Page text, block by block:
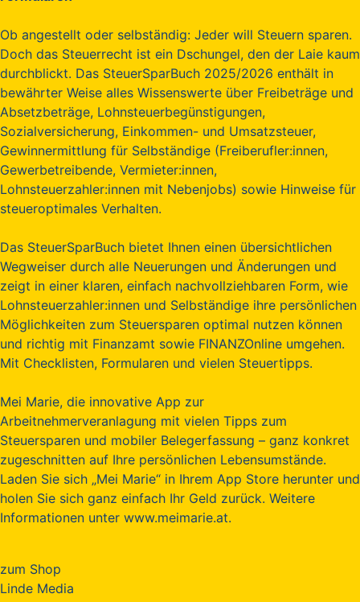
Ob angestellt oder selbständig: Jeder will Steuern sparen.
Doch das Steuerrecht ist ein Dschungel, den der Laie kaum
durchblickt. Das SteuerSparBuch 2025/2026 enthält in
bewährter Weise alles Wissenswerte über Freibeträge und
Absetzbeträge, Lohnsteuerbegünstigungen,
Sozialversicherung, Einkommen- und Umsatzsteuer,
Gewinnermittlung für Selbständige (Freiberufler:innen,
Gewerbetreibende, Vermieter:innen,
Lohnsteuerzahler:innen mit Nebenjobs) sowie Hinweise für
steueroptimales Verhalten.
Das SteuerSparBuch bietet Ihnen einen übersichtlichen
Wegweiser durch alle Neuerungen und Änderungen und
zeigt in einer klaren, einfach nachvollziehbaren Form, wie
Lohnsteuerzahler:innen und Selbständige ihre persönlichen
Möglichkeiten zum Steuersparen optimal nutzen können
und richtig mit Finanzamt sowie FINANZOnline umgehen.
Mit Checklisten, Formularen und vielen Steuertipps.
Mei Marie, die innovative App zur
Arbeitnehmerveranlagung mit vielen Tipps zum
Steuersparen und mobiler Belegerfassung – ganz konkret
zugeschnitten auf Ihre persönlichen Lebensumstände.
Laden Sie sich „Mei Marie“ in Ihrem App Store herunter und
holen Sie sich ganz einfach Ihr Geld zurück. Weitere
Informationen unter www.meimarie.at.
zum Shop
Linde Media